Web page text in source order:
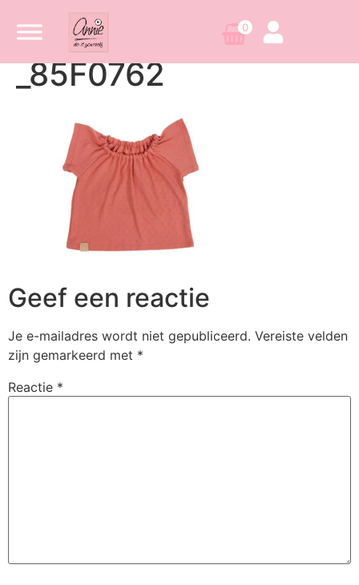
0
_85F0762
Geef een reactie
Je e-mailadres wordt niet gepubliceerd. Vereiste velden
zijn gemarkeerd met *
Reactie *